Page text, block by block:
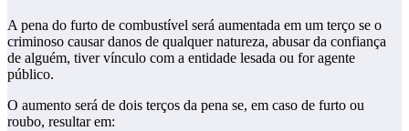
A pena do furto de combustível será aumentada em um terço se o
criminoso causar danos de qualquer natureza, abusar da confiança
de alguém, tiver vínculo com a entidade lesada ou for agente
público.
O aumento será de dois terços da pena se, em caso de furto ou
roubo, resultar em: